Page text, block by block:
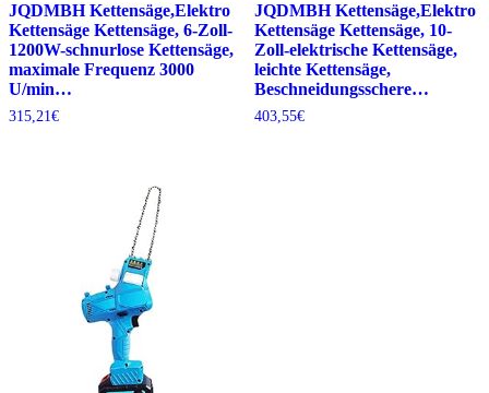
JQDMBH Kettensäge,Elektro
Kettensäge Kettensäge, 6-Zoll-
1200W-schnurlose Kettensäge,
maximale Frequenz 3000
U/min…
315,21€
JQDMBH Kettensäge,Elektro
Kettensäge Kettensäge, 10-
Zoll-elektrische Kettensäge,
leichte Kettensäge,
Beschneidungsschere…
403,55€